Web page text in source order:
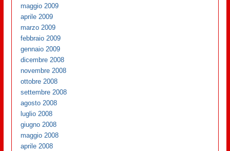
maggio 2009
aprile 2009
marzo 2009
febbraio 2009
gennaio 2009
dicembre 2008
novembre 2008
ottobre 2008
settembre 2008
agosto 2008
luglio 2008
giugno 2008
maggio 2008
aprile 2008